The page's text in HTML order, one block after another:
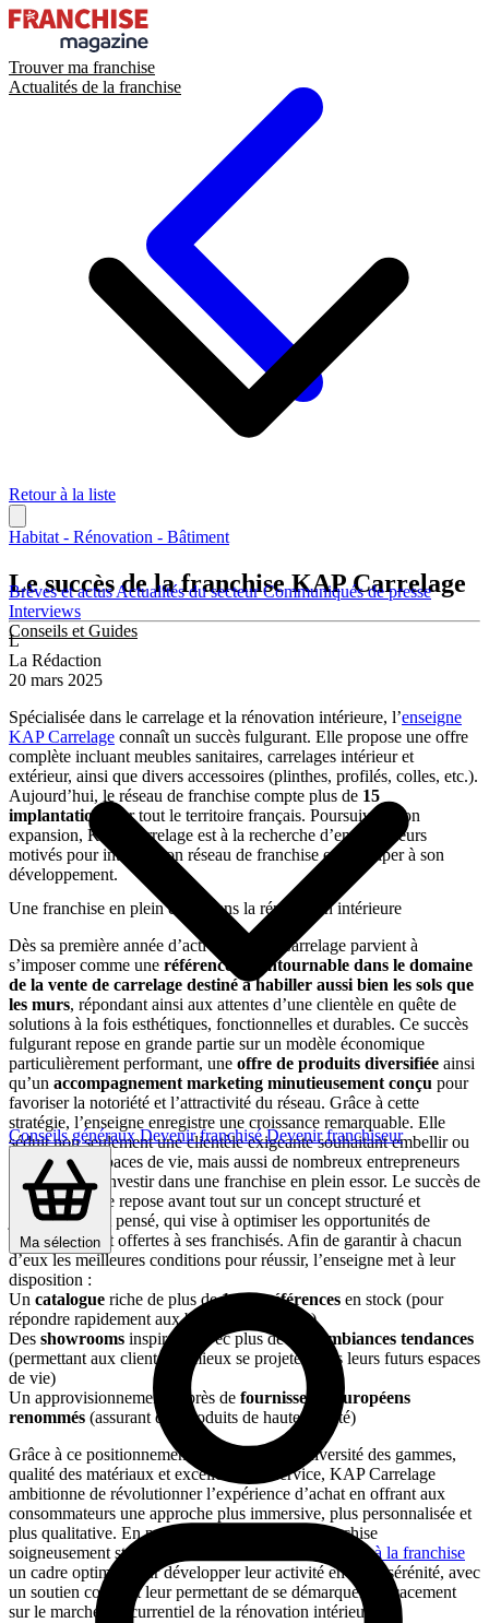
Trouver ma franchise
Actualités de la franchise
Brèves et actusActualités du secteurCommuniqués de presse
Interviews
Conseils et Guides
Conseils générauxDevenir franchiséDevenir franchiseur
Ma sélection
Retour à la liste
Habitat - Rénovation - Bâtiment
Le succès de la franchise KAP Carrelage
L
La Rédaction
20 mars 2025
Spécialisée dans le carrelage et la rénovation intérieure, l’enseigne
KAP Carrelage connaît un succès fulgurant. Elle propose une offre
complète incluant meubles sanitaires, carrelages intérieur et
extérieur, ainsi que divers accessoires (plinthes, profilés, colles, etc.).
Aujourd’hui, le réseau de franchise compte plus de 15
implantations
sur tout le territoire français. Poursuivant son
expansion, KAP Carrelage est à la recherche d’entrepreneurs
motivés pour intégrer son réseau de franchise et participer à son
développement.
Une franchise en plein essor dans la rénovation intérieure
Dès sa première année d’activité, KAP Carrelage parvient à
s’imposer comme une référence incontournable dans le domaine
de la vente de carrelage destiné à habiller aussi bien les sols que
les murs, répondant ainsi aux attentes d’une clientèle en quête de
solutions à la fois esthétiques, fonctionnelles et durables. Ce succès
fulgurant repose en grande partie sur un modèle économique
particulièrement performant, une offre de produits diversifiée ainsi
qu’un accompagnement marketing minutieusement conçu pour
favoriser la notoriété et l’attractivité du réseau. Grâce à cette
stratégie, l’enseigne enregistre une croissance remarquable. Elle
séduit non seulement une clientèle exigeante souhaitant embellir ou
rénover ses espaces de vie, mais aussi de nombreux entrepreneurs
désireux de s’investir dans une franchise en plein essor. Le succès de
KAP Carrelage repose avant tout sur un concept structuré et
judicieusement pensé, qui vise à optimiser les opportunités de
développement offertes à ses franchisés. Afin de garantir à chacun
d’eux les meilleures conditions pour réussir, l’enseigne met à leur
disposition :
Un catalogue riche de plus de1 000 références en stock (pour
répondre rapidement aux besoins des clients)
Des showrooms inspirants avec plus de
100 ambiances tendances
(permettant aux clients de mieux se projeter dans leurs futurs espaces
de vie)
Un approvisionnement auprès de fournisseurs européens
renommés (assurant des produits de haute qualité)
Grâce à ce positionnement unique qui allie diversité des gammes,
qualité des matériaux et excellence du service, KAP Carrelage
ambitionne de révolutionner l’expérience d’achat en offrant aux
consommateurs une approche plus immersive, plus personnalisée et
plus qualitative. En parallèle, son modèle de franchise
soigneusement structuré assure à ses futurs
candidats à la franchise
un cadre optimal pour développer leur activité en toute sérénité, avec
un soutien constant leur permettant de se démarquer efficacement
sur le marché concurrentiel de la rénovation intérieure.